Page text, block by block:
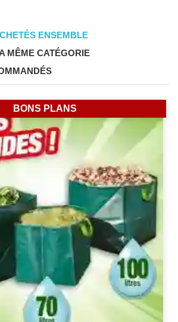
ENSEMBLE
MÊME CATÉGORIE
BONS PLANS